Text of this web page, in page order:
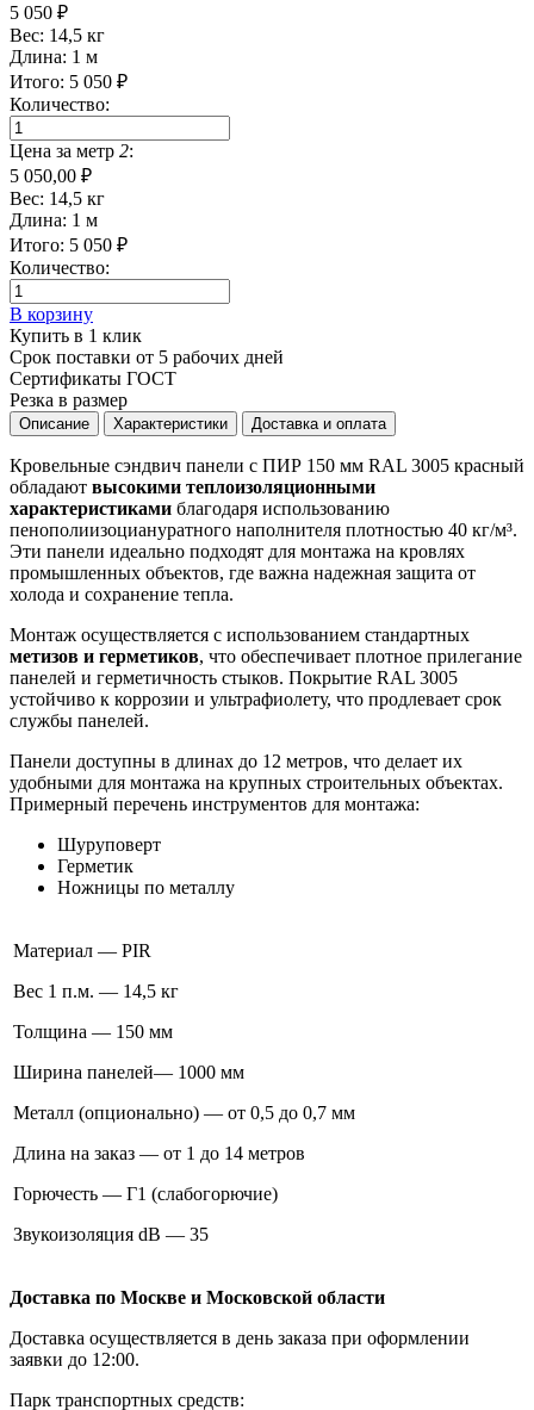
5 050 ₽
Вес: 14,5 кг
Длина: 1 м
Итого: 5 050 ₽
Количество:
Цена за метр 2:
5 050,00 ₽
Вес: 14,5 кг
Длина: 1 м
Итого: 5 050 ₽
Количество:
В корзину
Купить в 1 клик
Срок поставки от 5 рабочих дней
Сертификаты ГОСТ
Резка в размер
Описание Характеристики Доставка и оплата
Кровельные сэндвич панели с ПИР 150 мм RAL 3005 красный
обладают высокими теплоизоляционными
характеристиками благодаря использованию
пенополиизоциануратного наполнителя плотностью 40 кг/м³.
Эти панели идеально подходят для монтажа на кровлях
промышленных объектов, где важна надежная защита от
холода и сохранение тепла.
Монтаж осуществляется с использованием стандартных
метизов и герметиков, что обеспечивает плотное прилегание
панелей и герметичность стыков. Покрытие RAL 3005
устойчиво к коррозии и ультрафиолету, что продлевает срок
службы панелей.
Панели доступны в длинах до 12 метров, что делает их
удобными для монтажа на крупных строительных объектах.
Примерный перечень инструментов для монтажа:
Шуруповерт
Герметик
Ножницы по металлу
Материал — PIR
Вес 1 п.м. — 14,5 кг
Толщина — 150 мм
Ширина панелей— 1000 мм
Металл (опционально) — от 0,5 до 0,7 мм
Длина на заказ — от 1 до 14 метров
Горючесть — Г1 (слабогорючие)
Звукоизоляция dB — 35
Доставка по Москве и Московской области
Доставка осуществляется в день заказа при оформлении
заявки до 12:00.
Парк транспортных средств: